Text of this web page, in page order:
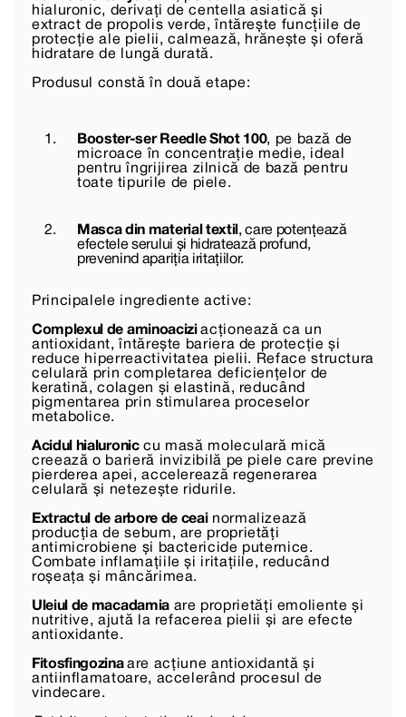
hialuronic, derivați de centella asiatică și
extract de propolis verde, întărește funcțiile de
protecție ale pielii, calmează, hrănește și oferă
hidratare de lungă durată.
Produsul constă în două etape:
Booster-ser Reedle Shot 100, pe bază de
microace în concentrație medie, ideal
pentru îngrijirea zilnică de bază pentru
toate tipurile de piele.
Masca din material textil , care potențează
efectele serului și hidratează profund,
prevenind apariția iritațiilor.
Principalele ingrediente active:
Complexul de aminoaciziacționează ca un
antioxidant, întărește bariera de protecție și
reduce hiperreactivitatea pielii. Reface structura
celulară prin completarea deficiențelor de
keratină, colagen și elastină, reducând
pigmentarea prin stimularea proceselor
metabolice.
Acidul hialuroniccu masă moleculară mică
creează o barieră invizibilă pe piele care previne
pierderea apei, accelerează regenerarea
celulară și netezește ridurile.
Extractul de arbore de ceainormalizează
producția de sebum, are proprietăți
antimicrobiene și bactericide puternice.
Combate inflamațiile și iritațiile, reducând
roșeața și mâncărimea.
Uleiul de macadamiaare proprietăți emoliente și
nutritive, ajută la refacerea pielii și are efecte
antioxidante.
Fitosfingozinaare acțiune antioxidantă și
antiinflamatoare, accelerând procesul de
vindecare.